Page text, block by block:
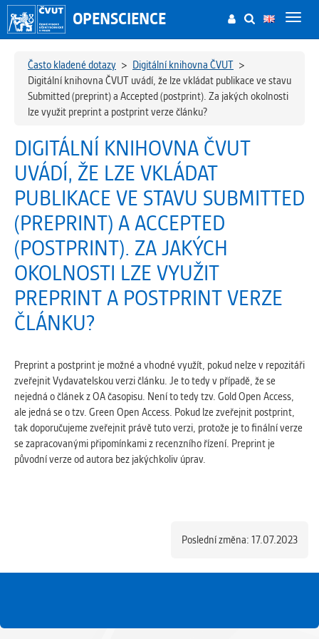
Toggle
OPENSCIENCE
Často kladené dotazy > Digitální knihovna ČVUT >
Digitální knihovna ČVUT uvádí, že lze vkládat publikace ve stavu
Submitted (preprint) a Accepted (postprint). Za jakých okolnosti
lze využit preprint a postprint verze článku?
DIGITÁLNÍ KNIHOVNA ČVUT
UVÁDÍ, ŽE LZE VKLÁDAT
PUBLIKACE VE STAVU SUBMITTED
(PREPRINT) A ACCEPTED
(POSTPRINT). ZA JAKÝCH
OKOLNOSTI LZE VYUŽIT
PREPRINT A POSTPRINT VERZE
ČLÁNKU?
Preprint a postprint je možné a vhodné využít, pokud nelze v repozitáři
zveřejnit Vydavatelskou verzi článku. Je to tedy v případě, že se
nejedná o článek z OA časopisu. Není to tedy tzv. Gold Open Access,
ale jedná se o tzv. Green Open Access. Pokud lze zveřejnit postprint,
tak doporučujeme zveřejnit právě tuto verzi, protože je to finální verze
se zapracovanými připomínkami z recenzního řízení. Preprint je
původní verze od autora bez jakýchkoliv úprav.
Poslední změna: 17.07.2023